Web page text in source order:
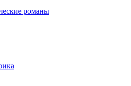
романы